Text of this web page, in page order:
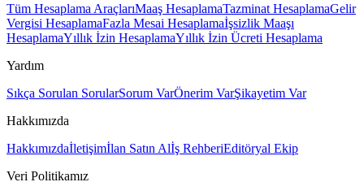
Tüm Hesaplama AraçlarıMaaş HesaplamaTazminat HesaplamaGelir
Vergisi HesaplamaFazla Mesai Hesaplamaİşsizlik Maaşı
HesaplamaYıllık İzin HesaplamaYıllık İzin Ücreti Hesaplama
Yardım
Sıkça Sorulan SorularSorum VarÖnerim VarŞikayetim Var
Hakkımızda
Hakkımızdaİletişimİlan Satın Alİş RehberiEditöryal Ekip
Veri Politikamız